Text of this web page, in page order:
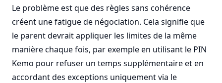
Le problème est que des règles sans cohérence
créent une fatigue de négociation. Cela signifie que
le parent devrait appliquer les limites de la même
manière chaque fois, par exemple en utilisant le PIN
Kemo pour refuser un temps supplémentaire et en
accordant des exceptions uniquement via le